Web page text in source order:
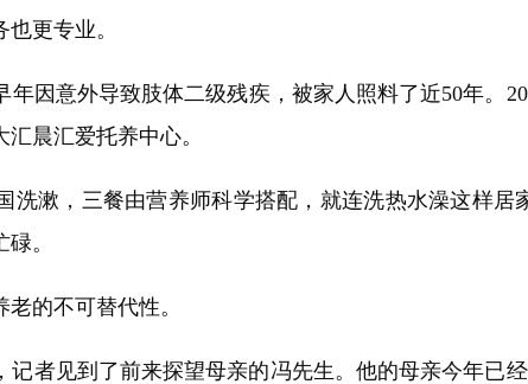
更专业。
意外导致肢体二级残疾，被家人照料了近50年。
晨汇爱托养中心。
漱，三餐由营养师科学搭配，就连洗热水澡这样居
。
的不可替代性。
见到了前来探望母亲的冯先生。他的母亲今年已